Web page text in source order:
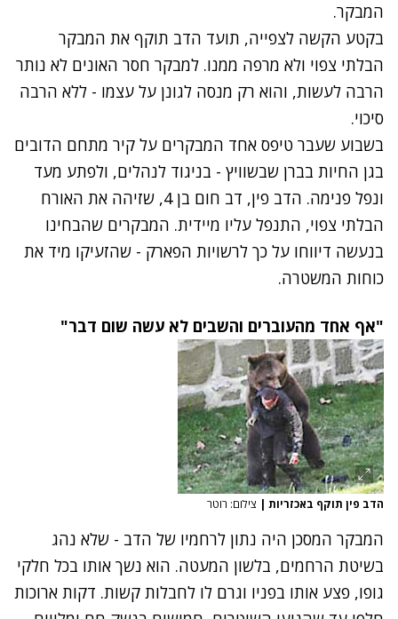
המבקר.
בקטע הקשה לצפייה, תועד הדב תוקף את המבקר
הבלתי צפוי ולא מרפה ממנו. למבקר חסר האונים לא נותר
הרבה לעשות, והוא רק מנסה לגונן על עצמו - ללא הרבה
סיכוי.
בשבוע שעבר טיפס אחד המבקרים על קיר מתחם הדובים
בגן החיות בברן שבשוויץ - בניגוד לנהלים, ולפתע מעד
ונפל פנימה. הדב פין, דב חום בן 4, שזיהה את האורח
הבלתי צפוי, התנפל עליו מיידית. המבקרים שהבחינו
בנעשה דיווחו על כך לרשויות הפארק - שהזעיקו מיד את
כוחות המשטרה.
"אף אחד מהעוברים והשבים לא עשה שום דבר"
הדב פין תוקף באכזריות | צילום: רוטר
המבקר המסכן היה נתון לרחמיו של הדב - שלא נהג
בשיטת הרחמים, בלשון המעטה. הוא נשך אותו בכל חלקי
גופו, פצע אותו בפניו וגרם לו לחבלות קשות. דקות ארוכות